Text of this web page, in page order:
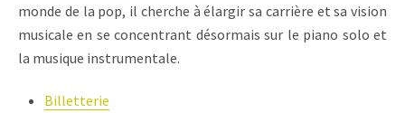
monde de la pop, il cherche à élargir sa carrière et sa vision
musicale en se concentrant désormais sur le piano solo et
la musique instrumentale.
Billetterie